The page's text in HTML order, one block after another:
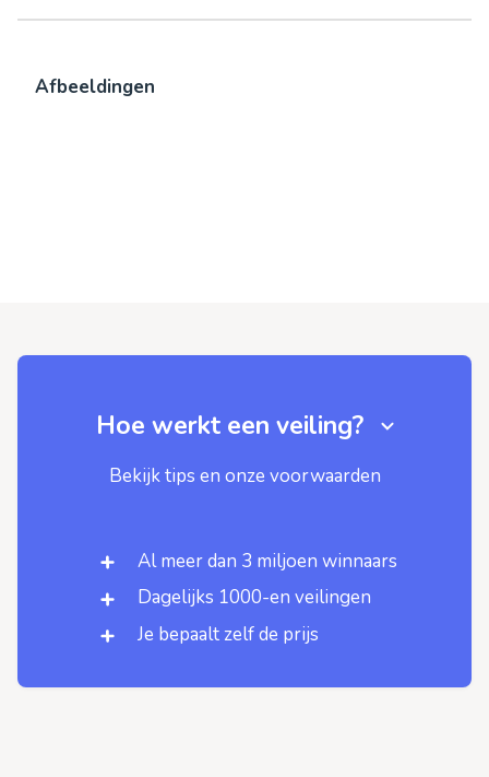
Afbeeldingen
Hoe werkt een veiling?
Bekijk tips en onze voorwaarden
Al meer dan 3 miljoen winnaars
Dagelijks 1000-en veilingen
Je bepaalt zelf de prijs